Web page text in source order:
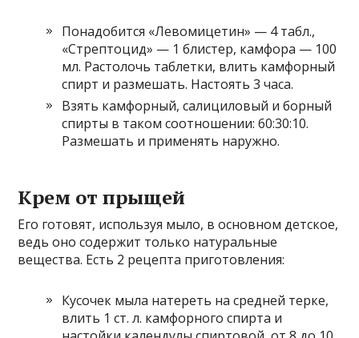
Понадобится «Левомицетин» — 4 табл.,
«Стрептоцид» — 1 блистер, камфора — 100
мл. Растолочь таблетки, влить камфорный
спирт и размешать. Настоять 3 часа.
Взять камфорный, салициловый и борный
спирты в таком соотношении: 60:30:10.
Размешать и применять наружно.
Крем от прыщей
Его готовят, используя мыло, в основном детское,
ведь оно содержит только натуральные
вещества. Есть 2 рецепта приготовления:
Кусочек мыла натереть на средней терке,
влить 1 ст. л. камфорного спирта и